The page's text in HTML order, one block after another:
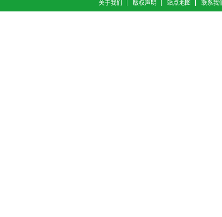
关于我们 版权声明 站点地图 联系我